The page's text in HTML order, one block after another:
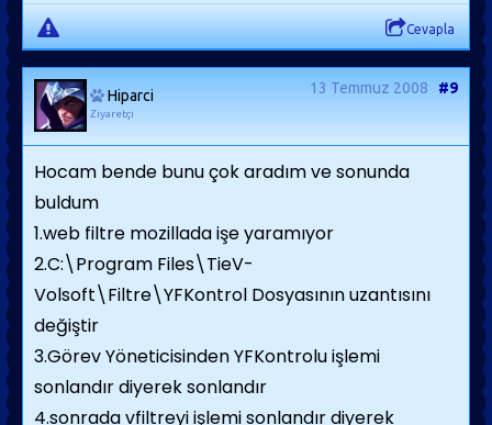
Cevapla
Hiparci
Ziyaretçi
13 Temmuz 2008 #9
Hocam bende bunu çok aradım ve sonunda
buldum
1.web filtre mozillada işe yaramıyor
2.C:\Program Files\TieV-
Volsoft\Filtre\YFKontrol Dosyasının uzantısını
değiştir
3.Görev Yöneticisinden YFKontrolu işlemi
sonlandır diyerek sonlandır
4.sonrada vfiltreyi işlemi sonlandır diyerek